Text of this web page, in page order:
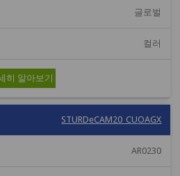
글로벌
컬러
히 알아보기
STURDeCAM20_CUOAGX
AR0230